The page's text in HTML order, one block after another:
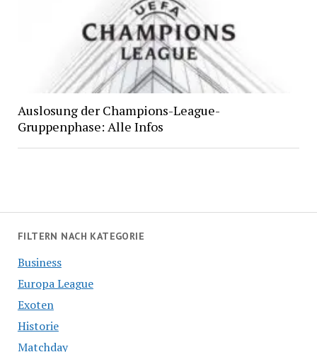
Auslosung der Champions-League-
Gruppenphase: Alle Infos
FILTERN NACH KATEGORIE
Business
Europa League
Exoten
Historie
Matchday